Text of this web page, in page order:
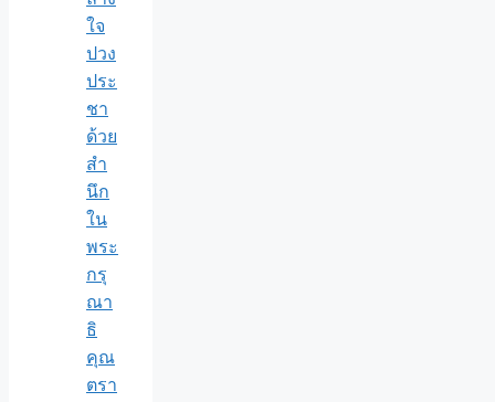
ใจ
ปวง
ประ
ชา
ด้วย
สำ
นึก
ใน
พระ
กรุ
ณา
ธิ
คุณ
ตรา